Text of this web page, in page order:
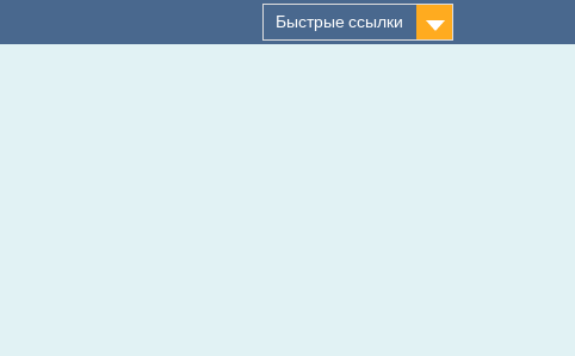
Быстрые ссылки